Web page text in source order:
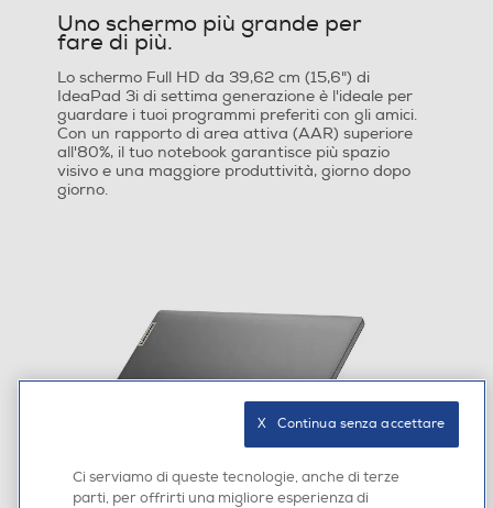
Modulo G - UMTS
Formato Slot SIM
802.11 ax
Uno schermo più grande per
fare di più.
Lo schermo Full HD da 39,62 cm (15,6") di
IdeaPad 3i di settima generazione è l'ideale per
guardare i tuoi programmi preferiti con gli amici.
Con un rapporto di area attiva (AAR) superiore
all'80%, il tuo notebook garantisce più spazio
visivo e una maggiore produttività, giorno dopo
giorno.
Ci serviamo di queste tecnologie, anche di terze
parti, per offrirti una migliore esperienza di
X   Continua senza accettare